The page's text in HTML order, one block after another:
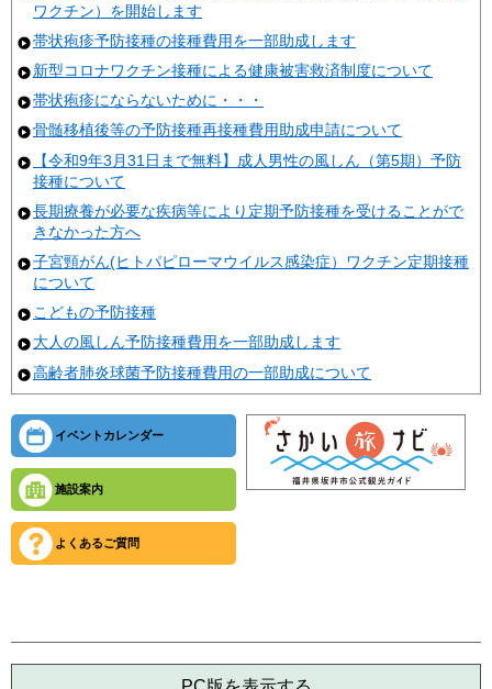
ワクチン）を開始します
帯状疱疹予防接種の接種費用を一部助成します
新型コロナワクチン接種による健康被害救済制度について
帯状疱疹にならないために・・・
骨髄移植後等の予防接種再接種費用助成申請について
【令和9年3月31日まで無料】成人男性の風しん（第5期）予防
接種について
長期療養が必要な疾病等により定期予防接種を受けることがで
きなかった方へ
子宮頸がん(ヒトパピローマウイルス感染症）ワクチン定期接種
について
こどもの予防接種
大人の風しん予防接種費用を一部助成します
高齢者肺炎球菌予防接種費用の一部助成について
イベントカレンダー
施設案内
よくあるご質問